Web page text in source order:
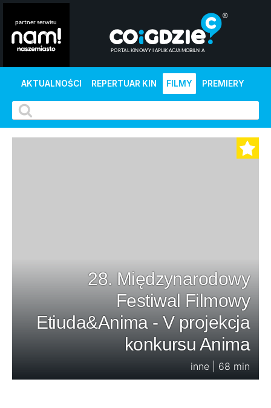
AKTUALNOŚCI REPERTUAR KIN FILMY PREMIERY
28. Międzynarodowy
Festiwal Filmowy
Etiuda&Anima - V projekcja
konkursu Anima
inne | 68 min